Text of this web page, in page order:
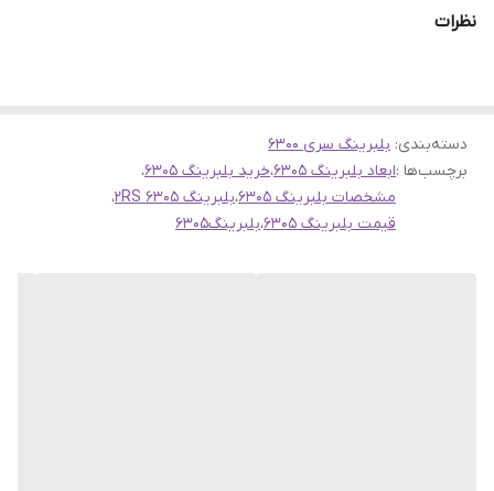
قیمت بلبرینگ 6305 واشر لاستیکی دور بالا برند
حامد
سری 6300
برند حامد با توجه به کیفیت ساخت بالا و
نظرات
دسته‌بندی: بلبرینگ سری 6300
برچسب‌ها :ابعاد بلبرینگ 6305 ،خرید بلبرینگ 6305
،
مشخصات بلبرینگ 6305
،بلبرینگ 6305 2RS
،
قیمت بلبرینگ 6305
،بلبرینگ‌6305